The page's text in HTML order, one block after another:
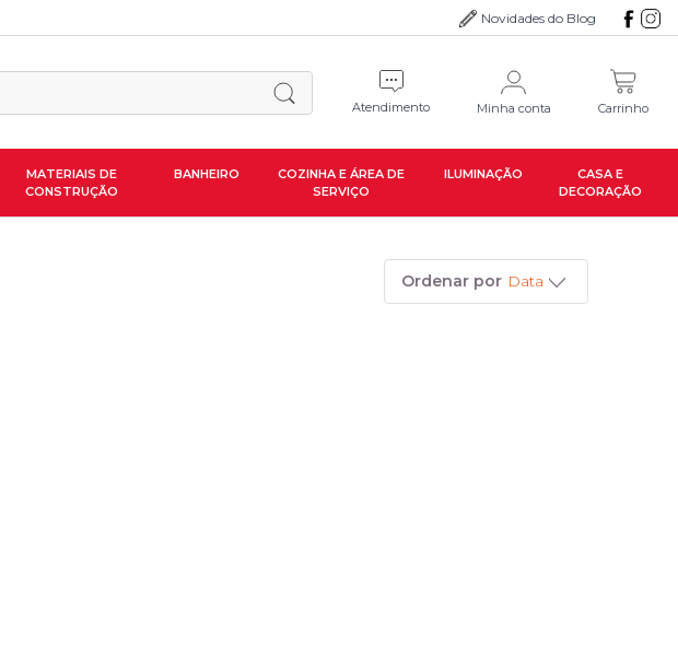
Novidades do Blog
Atendimento Minha conta Carrinho
MATERIAIS DE
CONSTRUÇÃO
BANHEIRO
COZINHA E ÁREA DE
SERVIÇO
ILUMINAÇÃO
CASA E
DECORAÇÃO
Ordenar por Data